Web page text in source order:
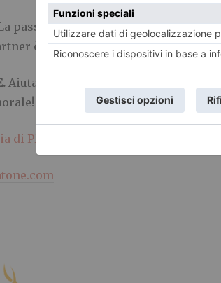
passione è alle stelle così come
è contraddittorio…quasi quanto
Aiutatevi con una buona colazione
di Platone